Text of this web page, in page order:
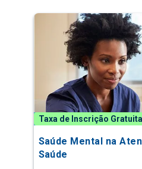
Taxa de Inscrição Gratuita
Saúde Mental na
Saúde